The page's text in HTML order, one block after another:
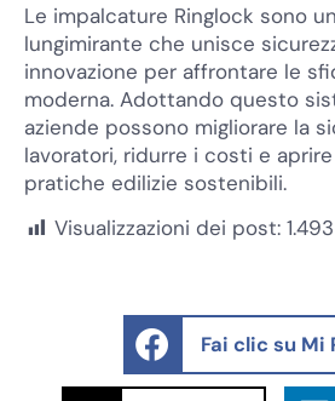
Le impalcature Ringlock sono
lungimirante che unisce
innovazione per affrontare le
moderna. Adottando questo
aziende possono migliorare la
lavoratori, ridurre i costi e
pratiche edilizie sostenibili.
Visualizzazioni dei post: 1.493
Fai clic su Mi